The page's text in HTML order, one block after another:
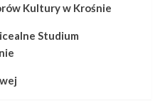
Kultury w Krośnie
Studium